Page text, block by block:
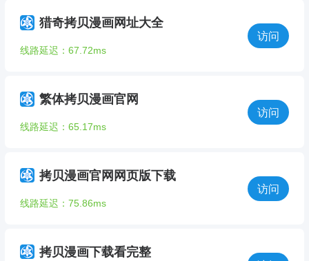
猎奇拷贝漫画网址大全
线路延迟：67.72ms
访问
繁体拷贝漫画官网
线路延迟：65.17ms
访问
拷贝漫画官网网页版下载
线路延迟：75.86ms
访问
拷贝漫画下载看完整